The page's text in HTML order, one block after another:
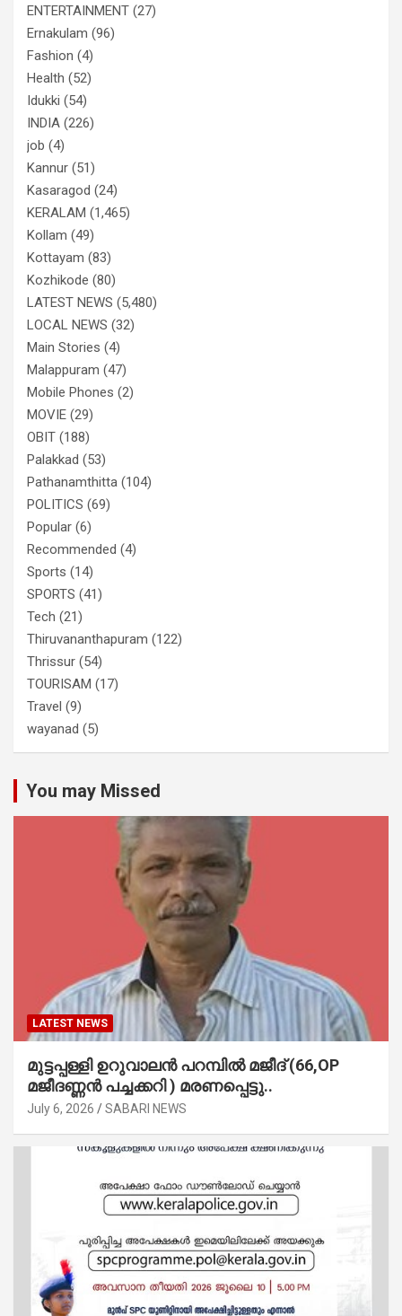
ENTERTAINMENT (27)
Ernakulam (96)
Fashion (4)
Health (52)
Idukki (54)
INDIA (226)
job (4)
Kannur (51)
Kasaragod (24)
KERALAM (1,465)
Kollam (49)
Kottayam (83)
Kozhikode (80)
LATEST NEWS (5,480)
LOCAL NEWS (32)
Main Stories (4)
Malappuram (47)
Mobile Phones (2)
MOVIE (29)
OBIT (188)
Palakkad (53)
Pathanamthitta (104)
POLITICS (69)
Popular (6)
Recommended (4)
Sports (14)
SPORTS (41)
Tech (21)
Thiruvananthapuram (122)
Thrissur (54)
TOURISAM (17)
Travel (9)
wayanad (5)
You may Missed
LATEST NEWS
മുട്ടപ്പള്ളി ഉറുവാലൻ പറമ്പിൽ മജീദ് (66,OP
മജീദണ്ണൻ പച്ചക്കറി ) മരണപ്പെട്ടു..
July 6, 2026 SABARI NEWS